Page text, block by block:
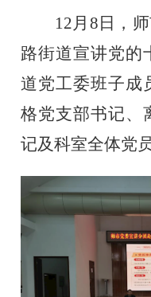
12月 8 日，
路街道宣讲党的
道党工委班子成
格党支部书记、
记及科室全体党